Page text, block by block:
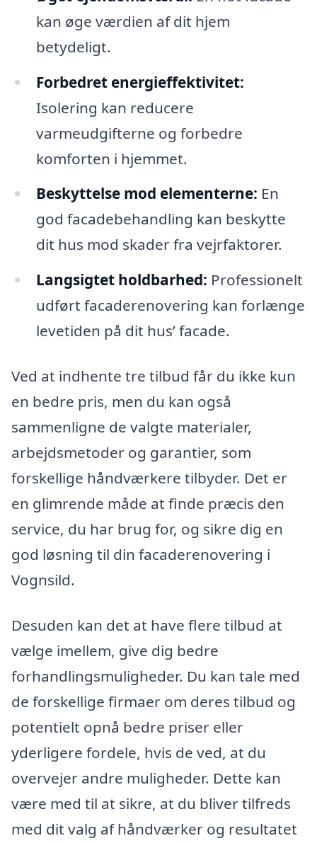
kan øge værdien af dit hjem
betydeligt.
Forbedret energieffektivitet:
Isolering kan reducere
varmeudgifterne og forbedre
komforten i hjemmet.
Beskyttelse mod elementerne: En
god facadebehandling kan beskytte
dit hus mod skader fra vejrfaktorer.
Langsigtet holdbarhed: Professionelt
udført facaderenovering kan forlænge
levetiden på dit hus’ facade.
Ved at indhente tre tilbud får du ikke kun
en bedre pris, men du kan også
sammenligne de valgte materialer,
arbejdsmetoder og garantier, som
forskellige håndværkere tilbyder. Det er
en glimrende måde at finde præcis den
service, du har brug for, og sikre dig en
god løsning til din facaderenovering i
Vognsild.
Desuden kan det at have flere tilbud at
vælge imellem, give dig bedre
forhandlingsmuligheder. Du kan tale med
de forskellige firmaer om deres tilbud og
potentielt opnå bedre priser eller
yderligere fordele, hvis de ved, at du
overvejer andre muligheder. Dette kan
være med til at sikre, at du bliver tilfreds
med dit valg af håndværker og resultatet